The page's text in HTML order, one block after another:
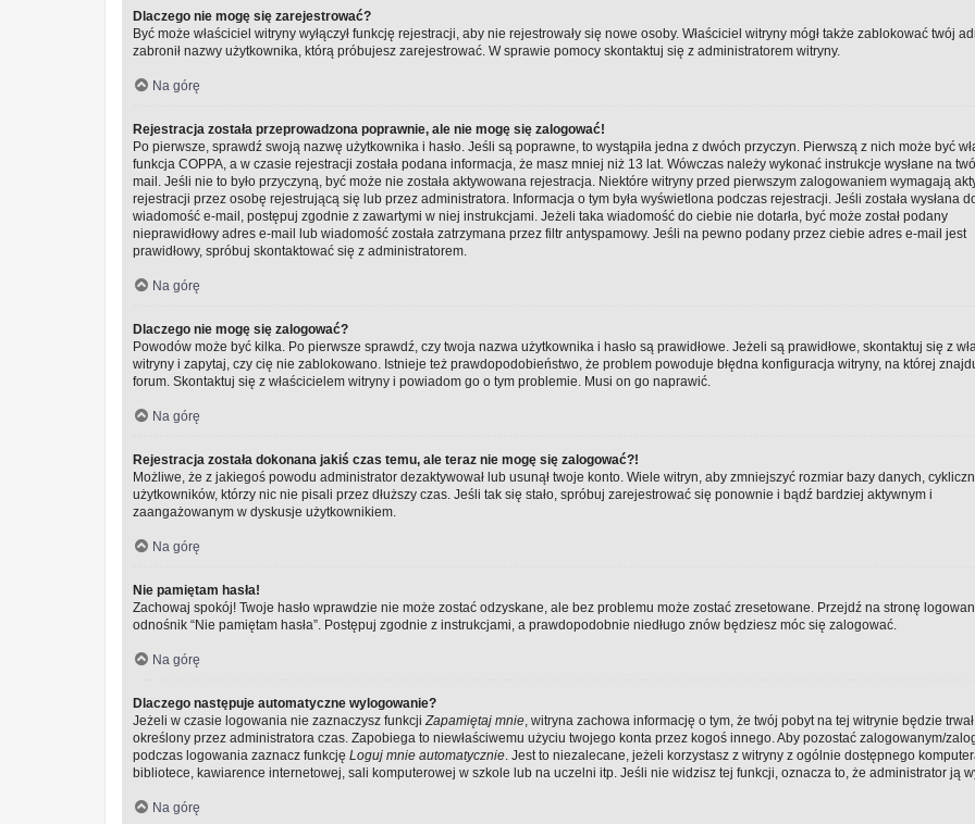
Dlaczego nie mogę się zarejestrować?
Być może właściciel witryny wyłączył funkcję rejestracji, aby nie rejestrowały się nowe osoby. Właściciel witryny mógł także zablokować twój
zabronił nazwy użytkownika, którą próbujesz zarejestrować. W sprawie pomocy skontaktuj się z administratorem witryny.
Na górę
Rejestracja została przeprowadzona poprawnie, ale nie mogę się zalogować!
Po pierwsze, sprawdź swoją nazwę użytkownika i hasło. Jeśli są poprawne, to wystąpiła jedna z dwóch przyczyn. Pierwszą z nich może być
funkcja COPPA, a w czasie rejestracji została podana informacja, że masz mniej niż 13 lat. Wówczas należy wykonać instrukcje wysłane na
mail. Jeśli nie to było przyczyną, być może nie została aktywowana rejestracja. Niektóre witryny przed pierwszym zalogowaniem wymagają
rejestracji przez osobę rejestrującą się lub przez administratora. Informacja o tym była wyświetlona podczas rejestracji. Jeśli została wysłana
wiadomość e-mail, postępuj zgodnie z zawartymi w niej instrukcjami. Jeżeli taka wiadomość do ciebie nie dotarła, być może został podany
nieprawidłowy adres e-mail lub wiadomość została zatrzymana przez filtr antyspamowy. Jeśli na pewno podany przez ciebie adres e-mail jest
prawidłowy, spróbuj skontaktować się z administratorem.
Na górę
Dlaczego nie mogę się zalogować?
Powodów może być kilka. Po pierwsze sprawdź, czy twoja nazwa użytkownika i hasło są prawidłowe. Jeżeli są prawidłowe, skontaktuj się z
witryny i zapytaj, czy cię nie zablokowano. Istnieje też prawdopodobieństwo, że problem powoduje błędna konfiguracja witryny, na której
forum. Skontaktuj się z właścicielem witryny i powiadom go o tym problemie. Musi on go naprawić.
Na górę
Rejestracja została dokonana jakiś czas temu, ale teraz nie mogę się zalogować?!
Możliwe, że z jakiegoś powodu administrator dezaktywował lub usunął twoje konto. Wiele witryn, aby zmniejszyć rozmiar bazy danych,
użytkowników, którzy nic nie pisali przez dłuższy czas. Jeśli tak się stało, spróbuj zarejestrować się ponownie i bądź bardziej aktywnym i
zaangażowanym w dyskusje użytkownikiem.
Na górę
Nie pamiętam hasła!
Zachowaj spokój! Twoje hasło wprawdzie nie może zostać odzyskane, ale bez problemu może zostać zresetowane. Przejdź na stronę
odnośnik “Nie pamiętam hasła”. Postępuj zgodnie z instrukcjami, a prawdopodobnie niedługo znów będziesz móc się zalogować.
Na górę
Dlaczego następuje automatyczne wylogowanie?
Jeżeli w czasie logowania nie zaznaczysz funkcji Zapamiętaj mnie , witryna zachowa informację o tym, że twój pobyt na tej witrynie będzie
określony przez administratora czas. Zapobiega to niewłaściwemu użyciu twojego konta przez kogoś innego. Aby pozostać zalogowanym/
podczas logowania zaznacz funkcję Loguj mnie automatycznie . Jest to niezalecane, jeżeli korzystasz z witryny z ogólnie dostępnego
bibliotece, kawiarence internetowej, sali komputerowej w szkole lub na uczelni itp. Jeśli nie widzisz tej funkcji, oznacza to, że administrator ją
Na górę